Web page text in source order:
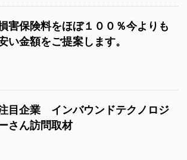
害保険料をほぼ１００％今よりも
い金額をご提案します。
目企業 インバウンドテクノロジ
さん訪問取材